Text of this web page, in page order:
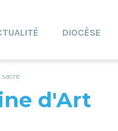
DIOCÈSE
d'Art